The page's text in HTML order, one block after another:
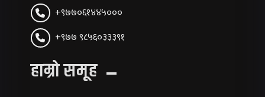
+९७७०६१४४५०००
+९७७ ९८५६०३३३९१
हाम्रो समूह